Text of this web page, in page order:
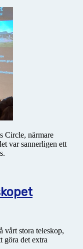
Circle, närmare
var sannerligen ett
vårt stora teleskop,
göra det extra